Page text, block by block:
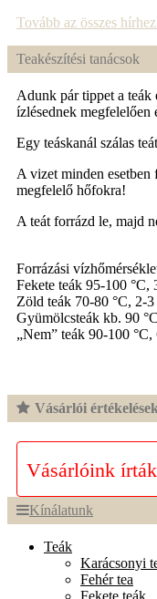
Tovább az összes
Teakészítési tanácsok
Adunk pár tippet a teák
ízlésednek
Egy teáskanál szálas
A vizet minden
megfelelő hőfokra!
A teát forrázd le, majd
Forrázási
Fekete teák 95-100 °C,
Zöld teák 70-80 °C, 2-3
Gyümölcsteák kb. 90
„Nem” teák 90-100 °C,
Vásárlói értékelések
Vásárlóink
Kínálatunk
Teák
Karácsonyi
Fehér tea
Fekete teák